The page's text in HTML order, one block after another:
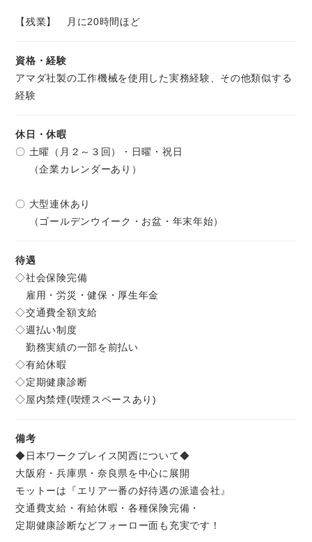
【残業】 月に20時間ほど
資格・経験
アマダ社製の工作機械を使用した実務経験、その他類似する
経験
休日・休暇
〇 土曜（月２～３回）・日曜・祝日
（企業カレンダーあり）
〇 大型連休あり
（ゴールデンウイーク・お盆・年末年始）
待遇
◇社会保険完備
雇用・労災・健保・厚生年金
◇交通費全額支給
◇週払い制度
勤務実績の一部を前払い
◇有給休暇
◇定期健康診断
◇屋内禁煙(喫煙スペースあり)
備考
◆日本ワークプレイス関西について◆
大阪府・兵庫県・奈良県を中心に展開
モットーは『エリア一番の好待遇の派遣会社』
交通費支給・有給休暇・各種保険完備・
定期健康診断などフォーロー面も充実です！